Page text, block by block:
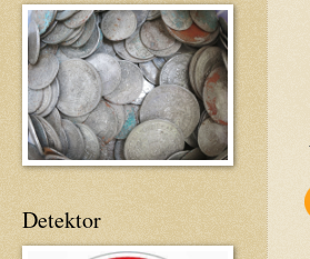
Detektor